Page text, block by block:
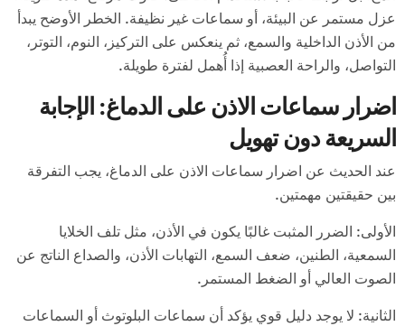
عزل مستمر عن البيئة، أو سماعات غير نظيفة. الخطر الأوضح يبدأ
من الأذن الداخلية والسمع، ثم ينعكس على التركيز، النوم، التوتر،
التواصل، والراحة العصبية إذا أُهمل لفترة طويلة.
اضرار سماعات الاذن على الدماغ: الإجابة
السريعة دون تهويل
عند الحديث عن اضرار سماعات الاذن على الدماغ، يجب التفرقة
بين حقيقتين مهمتين.
الأولى: الضرر المثبت غالبًا يكون في الأذن، مثل تلف الخلايا
السمعية، الطنين، ضعف السمع، التهابات الأذن، والصداع الناتج عن
الصوت العالي أو الضغط المستمر.
الثانية: لا يوجد دليل قوي يؤكد أن سماعات البلوتوث أو السماعات